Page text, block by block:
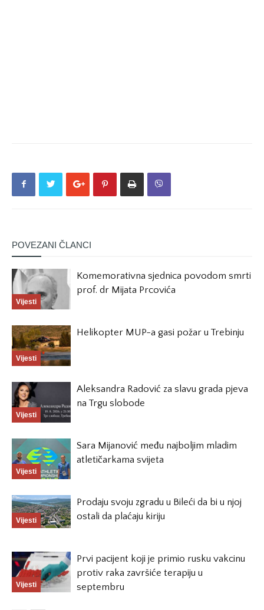
POVEZANI ČLANCI
Vijesti
Komemorativna sjednica povodom smrti
prof. dr Mijata Prcovića
Vijesti
Helikopter MUP-a gasi požar u Trebinju
Vijesti
Aleksandra Radović za slavu grada pjeva
na Trgu slobode
Vijesti
Sara Mijanović među najboljim mladim
atletičarkama svijeta
Vijesti
Prodaju svoju zgradu u Bileći da bi u njoj
ostali da plaćaju kiriju
Vijesti
Prvi pacijent koji je primio rusku vakcinu
protiv raka završiće terapiju u
septembru